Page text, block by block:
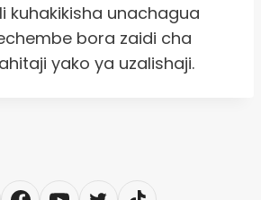
kuhakikisha unachagua
bora zaidi cha
yako ya uzalishaji.